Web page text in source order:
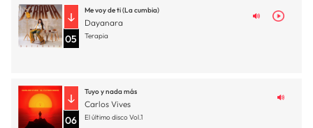
05
Me voy de ti (La cumbia)
Dayanara
Terapia
06
Tuyo y nada más
Carlos Vives
El último disco Vol.1